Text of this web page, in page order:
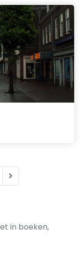
in boeken,